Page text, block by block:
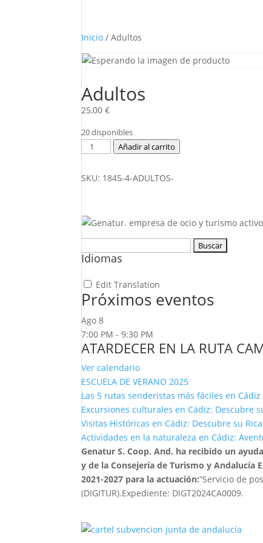
Inicio / Adultos
Adultos
25,00€
20 disponibles
Adultos
Añadir al carrito
SKU: 1845-4-ADULTOS-
Idiomas
Edit Translation
Próximos eventos
Ago8
7:00 PM -9:30 PM
ATARDECER EN LA RUTA
Ver calendario
ESCUELA DE VERANO 2025
Las 5 rutas senderistas más fáciles en
Excursiones culturales en Cádiz: Descubre
Visitas Históricas en Cádiz: Descubre su
Actividades en la naturaleza en Cádiz:
Genatur S. Coop. And. ha recibido un
y de la Consejería de Turismo y Andalucía
2021-2027 para la actuación:“Servicio de
(DIGITUR).Expediente: DIGT2024CA0009.